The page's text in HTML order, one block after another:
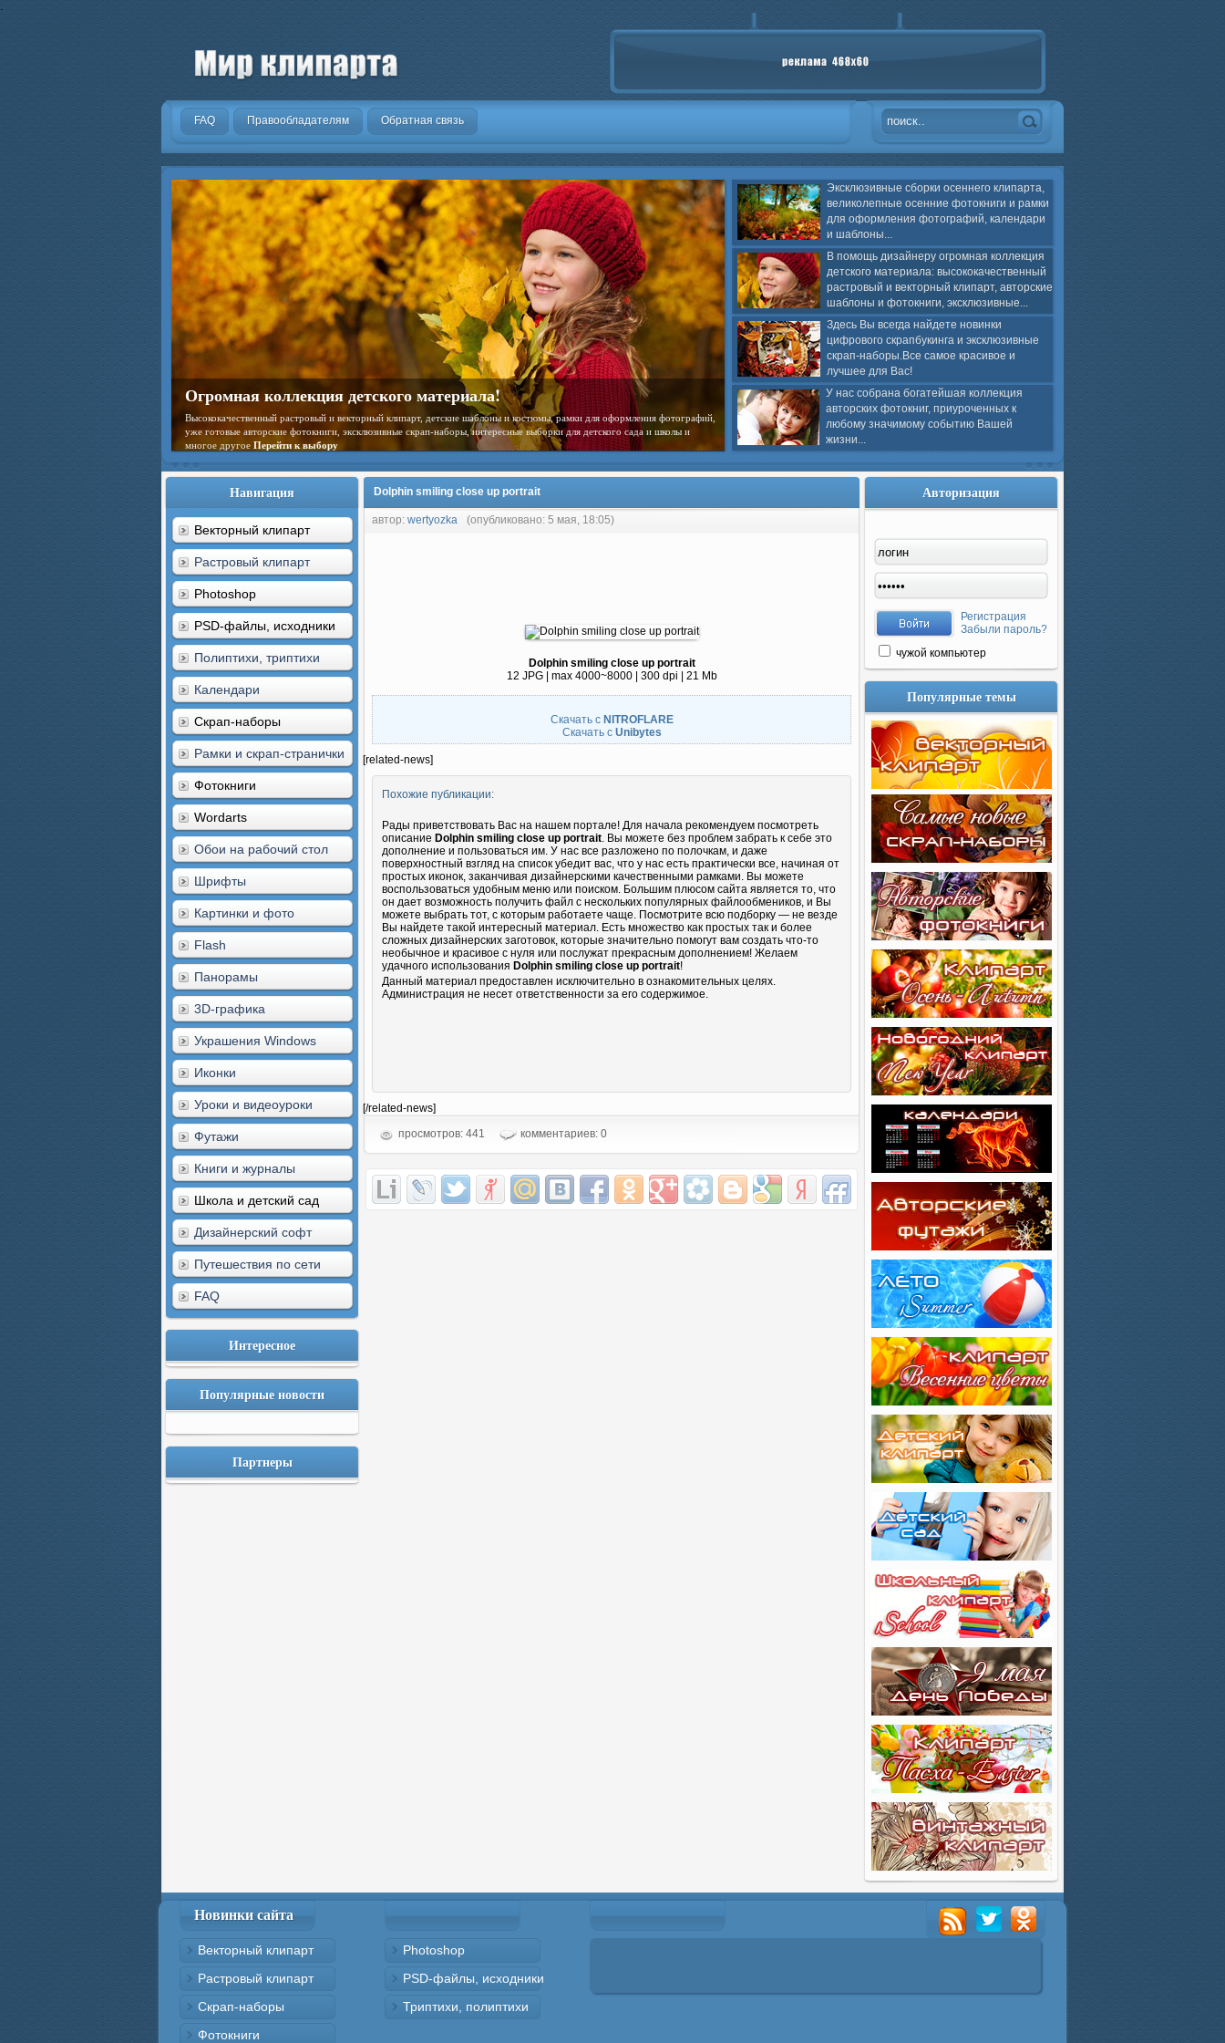
.
FAQ Правообладателям Обратная связь
Эксклюзивные сборки осеннего клипарта,
великолепные осенние фотокниги и рамки
для оформления фотографий, календари
и шаблоны...
В помощь дизайнеру огромная коллекция
детского материала: высококачественный
растровый и векторный клипарт, авторские
шаблоны и фотокниги, эксклюзивные...
Здесь Вы всегда найдете новинки
цифрового скрапбукинга и эксклюзивные
скрап-наборы.Все самое красивое и
лучшее для Вас!
У нас собрана богатейшая коллекция
авторских фотокниг, приуроченных к
любому значимому событию Вашей
жизни...
Огромная коллекция детского материала!
Высококачественный растровый и векторный клипарт, детские шаблоны и костюмы, рамки для оформления фотографий,
уже готовые авторские фотокниги, эксклюзивные скрап-наборы, интересные выборки для детского сада и школы и
многое другое Перейти к выбору
Навигация
Векторный клипарт
Растровый клипарт
Photoshop
PSD-файлы, исходники
Полиптихи, триптихи
Календари
Скрап-наборы
Рамки и скрап-странички
Фотокниги
Wordarts
Обои на рабочий стол
Шрифты
Картинки и фото
Flash
Панорамы
3D-графика
Украшения Windows
Иконки
Уроки и видеоуроки
Футажи
Книги и журналы
Школа и детский сад
Дизайнерский софт
Путешествия по сети
FAQ
Интересное
Популярные новости
Партнеры
Dolphin smiling close up portrait
автор: wertyozka (опубликовано: 5 мая, 18:05)
Dolphin smiling close up portrait
12 JPG | max 4000~8000 | 300 dpi | 21 Mb
Скачать с NITROFLARE
Скачать с Unibytes
[related-news]
Похожие публикации:
Рады приветствовать Вас на нашем портале! Для начала рекомендуем посмотреть
описание Dolphin smiling close up portrait. Вы можете без проблем забрать к себе это
дополнение и пользоваться им. У нас все разложено по полочкам, и даже
поверхностный взгляд на список убедит вас, что у нас есть практически все, начиная от
простых иконок, заканчивая дизайнерскими качественными рамками. Вы можете
воспользоваться удобным меню или поиском. Большим плюсом сайта является то, что
он дает возможность получить файл с нескольких популярных файлообмеников, и Вы
можете выбрать тот, с которым работаете чаще. Посмотрите всю подборку — не везде
Вы найдете такой интересный материал. Есть множество как простых так и более
сложных дизайнерских заготовок, которые значительно помогут вам создать что-то
необычное и красивое с нуля или послужат прекрасным дополнением! Желаем
удачного использования Dolphin smiling close up portrait!
Данный материал предоставлен исключительно в ознакомительных целях.
Администрация не несет ответственности за его содержимое.
[/related-news]
просмотров: 441
комментариев: 0
Авторизация
Регистрация
Забыли пароль?
чужой компьютер
Популярные темы
Новинки сайта
Векторный клипарт
Растровый клипарт
Скрап-наборы
Фотокниги
Photoshop
PSD-файлы, исходники
Триптихи, полиптихи